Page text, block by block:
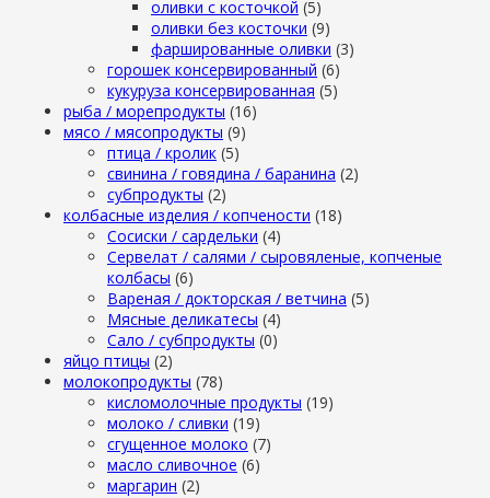
оливки с косточкой (5)
оливки без косточки (9)
фаршированные оливки (3)
горошек консервированный (6)
кукуруза консервированная (5)
рыба / морепродукты (16)
мясо / мясопродукты (9)
птица / кролик (5)
свинина / говядина / баранина (2)
субпродукты (2)
колбасные изделия / копчености (18)
Сосиски / сардельки (4)
Сервелат / салями / сыровяленые, копченые
колбасы (6)
Вареная / докторская / ветчина (5)
Мясные деликатесы (4)
Сало / субпродукты (0)
яйцо птицы (2)
молокопродукты (78)
кисломолочные продукты (19)
молоко / сливки (19)
сгущенное молоко (7)
масло сливочное (6)
маргарин (2)